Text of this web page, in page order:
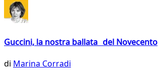
Guccini, la nostra ballata del Novecento
di Marina Corradi